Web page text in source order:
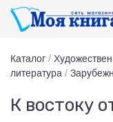
Каталог /
литература /
К востоку